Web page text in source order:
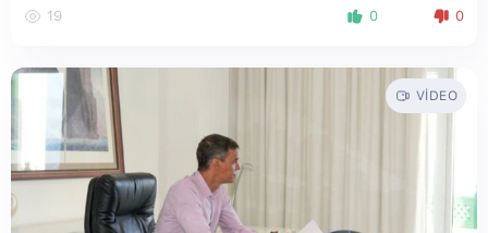
19 0 0
VIDEO